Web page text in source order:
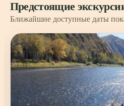
Предстоящие
Ближайшие доступные даты